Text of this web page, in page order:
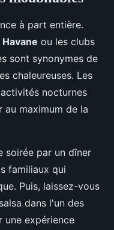
à part entière.
Havane ou les clubs
sont synonymes de
chaleureuses. Les
nocturnes
maximum de la
soirée par un dîner
familiaux qui
Puis, laissez-vous
dans l'un des
une expérience